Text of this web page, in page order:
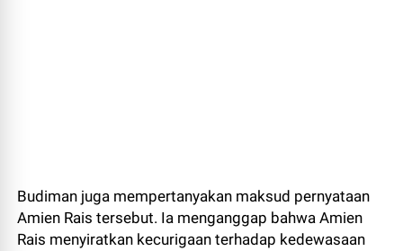
Budiman juga mempertanyakan maksud pernyataan
Amien Rais tersebut. Ia menganggap bahwa Amien
Rais menyiratkan kecurigaan terhadap kedewasaan